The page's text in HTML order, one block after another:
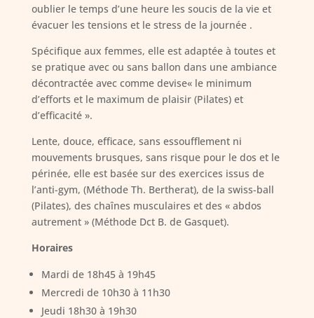
oublier le temps d’une heure les soucis de la vie et
évacuer les tensions et le stress de la journée .
Spécifique aux femmes, elle est adaptée à toutes et
se pratique avec ou sans ballon dans une ambiance
décontractée avec comme devise« le minimum
d’efforts et le maximum de plaisir (Pilates) et
d’efficacité ».
Lente, douce, efficace, sans essoufflement ni
mouvements brusques, sans risque pour le dos et le
périnée, elle est basée sur des exercices issus de
l’anti-gym, (Méthode Th. Bertherat), de la swiss-ball
(Pilates), des chaînes musculaires et des « abdos
autrement » (Méthode Dct B. de Gasquet).
Horaires
Mardi de 18h45 à 19h45
Mercredi de 10h30 à 11h30
Jeudi 18h30 à 19h30